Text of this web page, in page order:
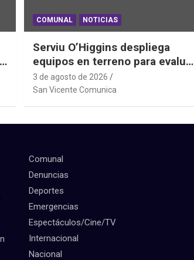
COMUNAL NOTICIAS
Serviu O’Higgins despliega
equipos en terreno para evaluar
daños habitacionales tras el
Sistema Frontal
3 de agosto de 2026
San Vicente Comunica
Comunal
Denuncias
Deportes
Emergencias
Espectáculos/Cine/TV
Internacional
Nacional